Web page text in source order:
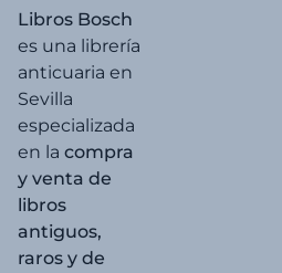
Libros Bosch
es una librería
anticuaria en
Sevilla
especializada
en la compra
y venta de
libros
antiguos,
raros y de